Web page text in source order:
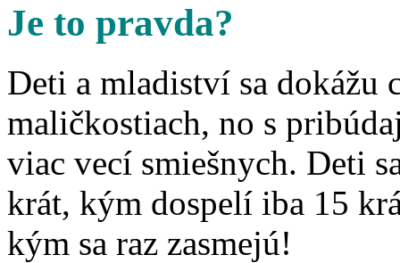
Je to pravda?
Deti a mladiství sa dokážu
maličkostiach, no s
viac vecí smiešnych. Deti
krát, kým dospelí iba 15
kým sa raz zasmejú!